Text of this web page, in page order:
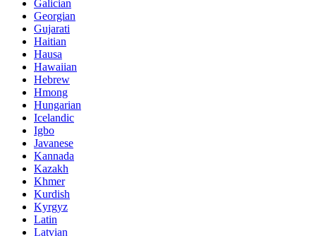
Galician
Georgian
Gujarati
Haitian
Hausa
Hawaiian
Hebrew
Hmong
Hungarian
Icelandic
Igbo
Javanese
Kannada
Kazakh
Khmer
Kurdish
Kyrgyz
Latin
Latvian